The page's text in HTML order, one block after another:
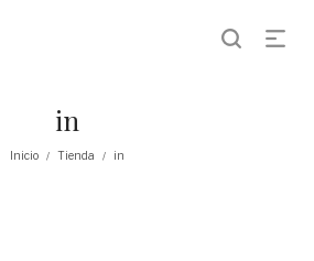
in
Inicio / Tienda / in